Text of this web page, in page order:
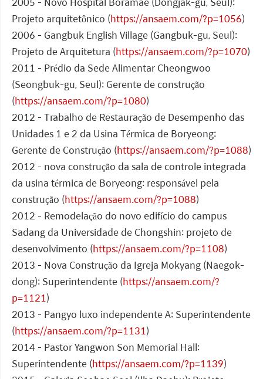
Projeto arquitetônico (https://ansaem.com/?p=1056)
2006 - Gangbuk English Village (Gangbuk-gu, Seul):
Projeto de Arquitetura (https://ansaem.com/?p=1070)
2011 - Prédio da Sede Alimentar Cheongwoo
(Seongbuk-gu, Seul): Gerente de construção
(https://ansaem.com/?p=1080)
2012 - Trabalho de Restauração de Desempenho das
Unidades 1 e 2 da Usina Térmica de Boryeong:
Gerente de Construção (https://ansaem.com/?p=1088)
2012 - nova construção da sala de controle integrada
da usina térmica de Boryeong: responsável pela
construção (https://ansaem.com/?p=1088)
2012 - Remodelação do novo edifício do campus
Sadang da Universidade de Chongshin: projeto de
desenvolvimento (https://ansaem.com/?p=1108)
2013 - Nova Construção da Igreja Mokyang (Naegok-
dong): Superintendente (https://ansaem.com/?
p=1121)
2013 - Pangyo luxo independente A: Superintendente
(https://ansaem.com/?p=1131)
2014 - Pastor Yangwon Son Memorial Hall:
Superintendente (https://ansaem.com/?p=1139)